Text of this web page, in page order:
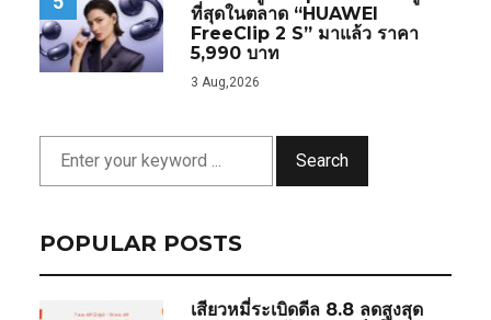
ที่สุดในตลาด “HUAWEI
FreeClip 2 S” มาแล้ว ราคา
5,990 บาท
3 Aug,2026
Search
POPULAR POSTS
เสียวหมี่ระเบิดดีล 8.8 ลดสูงสุด